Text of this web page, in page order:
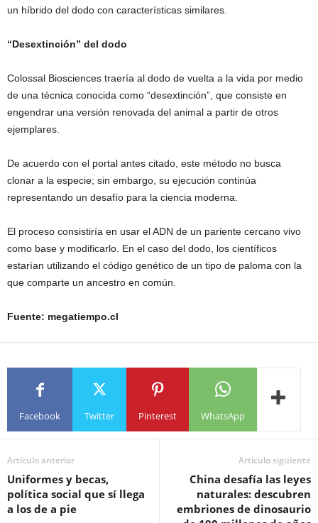
un híbrido del dodo con características similares.
“Desextinción” del dodo
Colossal Biosciences traería al dodo de vuelta a la vida por medio
de una técnica conocida como “desextinción”, que consiste en
engendrar una versión renovada del animal a partir de otros
ejemplares.
De acuerdo con el portal antes citado, este método no busca
clonar a la especie; sin embargo, su ejecución continúa
representando un desafío para la ciencia moderna.
El proceso consistiría en usar el ADN de un pariente cercano vivo
como base y modificarlo. En el caso del dodo, los científicos
estarían utilizando el código genético de un tipo de paloma con la
que comparte un ancestro en común.
Fuente: megatiempo.cl
Facebook Twitter Pinterest WhatsApp
Artículo anterior
Uniformes y becas,
política social que sí llega
a los de a pie
Artículo siguiente
China desafía las leyes
naturales: descubren
embriones de dinosaurio